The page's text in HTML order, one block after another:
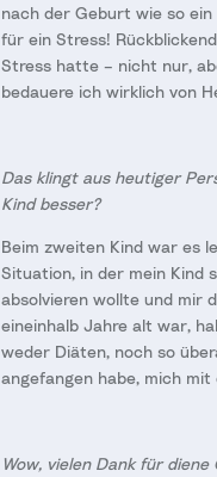
nach der Geburt wie so
für ein Stress!
Stress hatte – nicht nur,
bedauere ich wirklich von
Das klingt aus heutiger
Kind besser?
Beim zweiten Kind war es
Situation, in der mein Kind
absolvieren wollte und mir
eineinhalb Jahre alt war,
weder Diäten, noch so
angefangen habe, mich
Wow, vielen Dank für